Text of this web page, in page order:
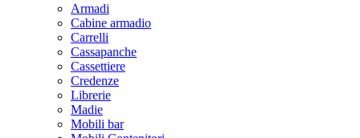
Armadi
Cabine armadio
Carrelli
Cassapanche
Cassettiere
Credenze
Librerie
Madie
Mobili bar